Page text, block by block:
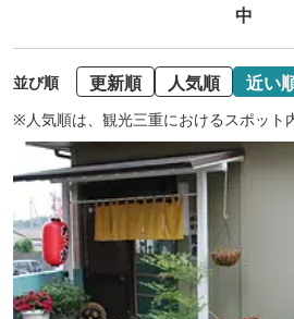
中
並び順 更新順 人気順 近い
※人気順は、観光三重におけるスポット